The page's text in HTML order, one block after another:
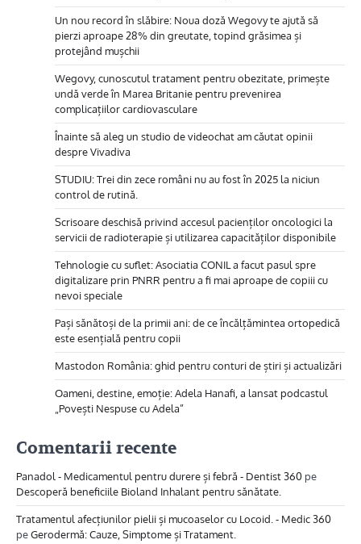
Un nou record în slăbire: Noua doză Wegovy te ajută să
pierzi aproape 28% din greutate, topind grăsimea și
protejând mușchii
Wegovy, cunoscutul tratament pentru obezitate, primește
undă verde în Marea Britanie pentru prevenirea
complicațiilor cardiovasculare
Înainte să aleg un studio de videochat am căutat opinii
despre Vivadiva
STUDIU: Trei din zece români nu au fost în 2025 la niciun
control de rutină.
Scrisoare deschisă privind accesul pacienților oncologici la
servicii de radioterapie și utilizarea capacităților disponibile
Tehnologie cu suflet: Asociatia CONIL a facut pasul spre
digitalizare prin PNRR pentru a fi mai aproape de copiii cu
nevoi speciale
Pași sănătoși de la primii ani: de ce încălțămintea ortopedică
este esențială pentru copii
Mastodon România: ghid pentru conturi de știri și actualizări
Oameni, destine, emoție: Adela Hanafi, a lansat podcastul
„Povești Nespuse cu Adela”
Comentarii recente
Panadol - Medicamentul pentru durere și febră - Dentist 360 pe
Descoperă beneficiile Bioland Inhalant pentru sănătate.
Tratamentul afecțiunilor pielii și mucoaselor cu Locoid. - Medic 360
peGerodermă: Cauze, Simptome și Tratament.